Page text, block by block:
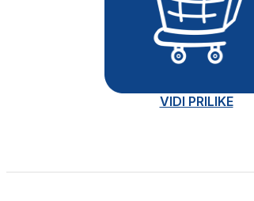
VIDI PRILIKE